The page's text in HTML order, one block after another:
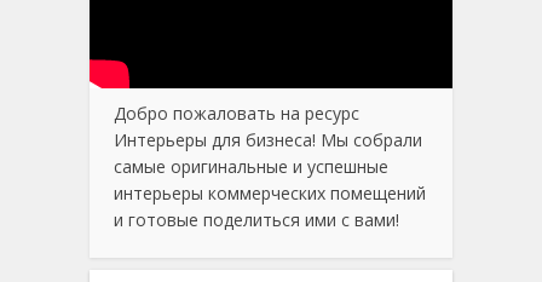
Добро пожаловать на ресурс
Интерьеры для бизнеса! Мы собрали
самые оригинальные и успешные
интерьеры коммерческих помещений
и готовые поделиться ими с вами!